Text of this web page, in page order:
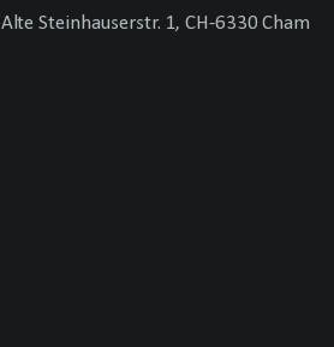
Alte Steinhauserstr. 1, CH-6330 Cham